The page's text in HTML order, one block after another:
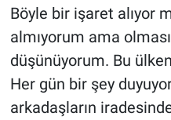
Böyle bir işaret alıyor
almıyorum ama
düşünüyorum. Bu
Her gün bir şey
arkadaşların